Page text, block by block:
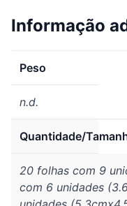
Informação
Peso
n.d.
Quantidade/
20 folhas com 9
com 6 unidades